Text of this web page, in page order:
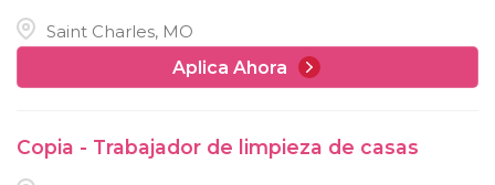
Saint Charles, MO
Aplica Ahora
Copia - Trabajador de limpieza de casas